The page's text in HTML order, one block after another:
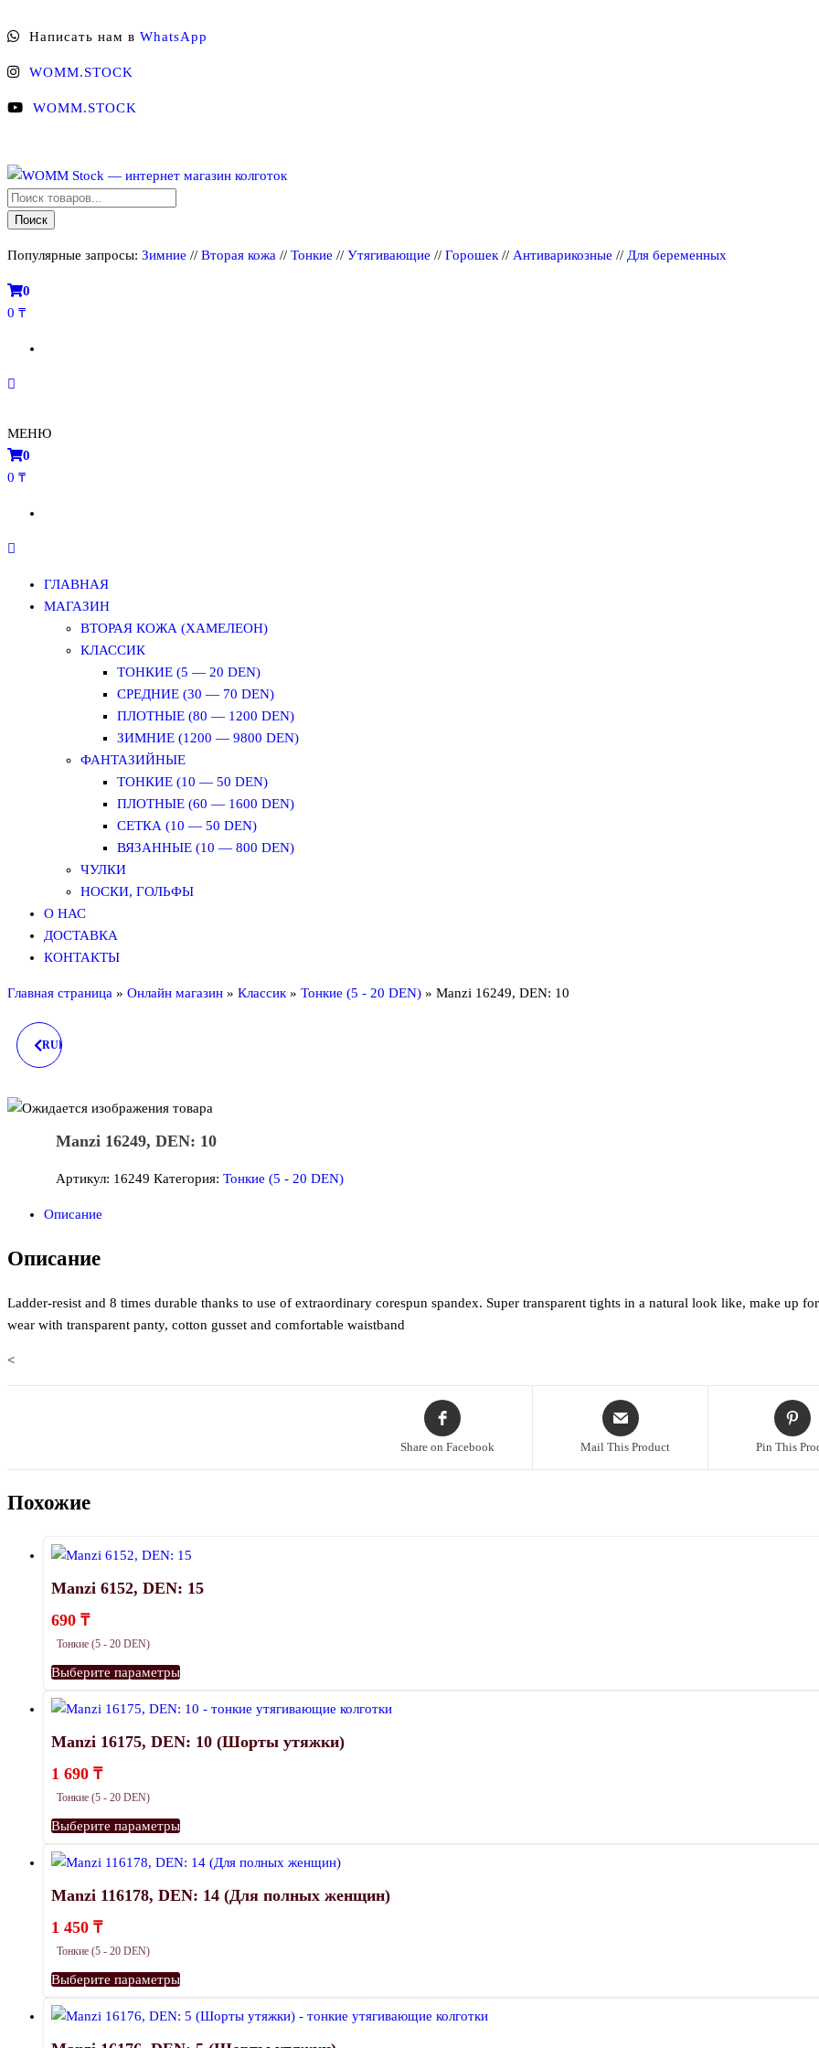
к
Написать нам в WhatsApp
WOMM.STOCK
WOMM.STOCK
WOMM Stock — интернет магазин колготок
Колготки MANZI, Naja Street тонкие, фантазийные, чулки, лосины
Поиск
товаров
Поиск
Популярные запросы: Зимние // Вторая кожа // Тонкие // Утягивающие // Горошек // Антиварикозные // Для беременных
0
0 ₸
МЕНЮ
0
0 ₸
ГЛАВНАЯ
МАГАЗИН
ВТОРАЯ КОЖА (ХАМЕЛЕОН)
КЛАССИК
ТОНКИЕ (5 — 20 DEN)
СРЕДНИЕ (30 — 70 DEN)
ПЛОТНЫЕ (80 — 1200 DEN)
ЗИМНИЕ (1200 — 9800 DEN)
ФАНТАЗИЙНЫЕ
ТОНКИЕ (10 — 50 DEN)
ПЛОТНЫЕ (60 — 1600 DEN)
СЕТКА (10 — 50 DEN)
ВЯЗАННЫЕ (10 — 800 DEN)
ЧУЛКИ
НОСКИ, ГОЛЬФЫ
О НАС
ДОСТАВКА
КОНТАКТЫ
Главная страница » Онлайн магазин » Классик » Тонкие (5 - 20 DEN) » Manzi 16249, DEN: 10
RUBINGE 8858 (МУЖСКОЕ
Manzi 16249, DEN: 10
Артикул: 16249 Категория:Тонкие (5 - 20 DEN)
Описание
Описание
Ladder-resist and 8 times durable thanks to use of extraordinary corespun spandex. Super transparent tights in a natural look like, make up
wear with transparent panty, cotton gusset and comfortable waistband
<
Share on Facebook Mail This Product Pin This
Похожие
Manzi 6152, DEN: 15
690 ₸
Тонкие (5 - 20 DEN)
Выберите параметрыЭтот
имеет
несколько
выбрать
странице
товара.
Manzi 16175, DEN: 10 (Шорты утяжки)
1 690 ₸
Тонкие (5 - 20 DEN)
Выберите параметрыЭтот
имеет
несколько
выбрать
странице
товара.
Manzi 116178, DEN: 14 (Для полных женщин)
1 450 ₸
Тонкие (5 - 20 DEN)
Выберите параметрыЭтот
имеет
несколько